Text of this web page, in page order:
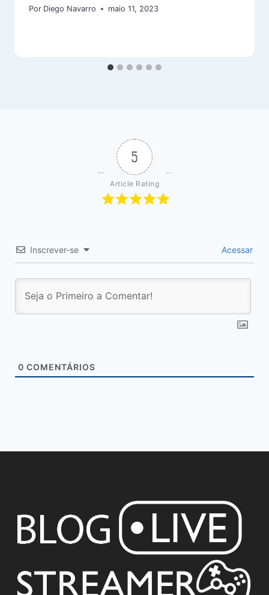
Por Diego Navarro maio 11, 2023
5
Article Rating
Inscrever-se Acessar
0 COMENTÁRIOS